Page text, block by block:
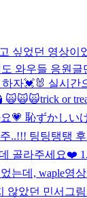
싶었던 영상이
와우들 응원
자💓🐰 실시간
🙀🙀🙀trick or
💗 恥ずかし
..!!! 팅팅탱탱
골라주세요❤️
는데, waple영
않았던 민서그림